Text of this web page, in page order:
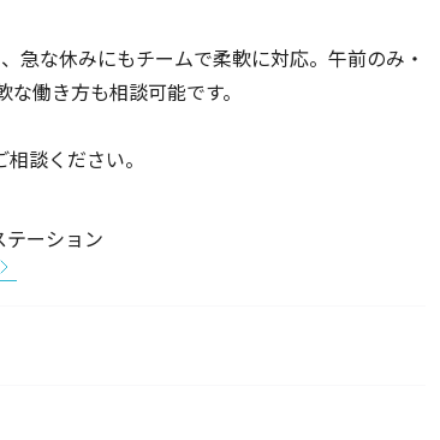
急な休みにもチームで柔軟に対応。午前のみ・
働き方も相談可能です。
談ください。
ーション